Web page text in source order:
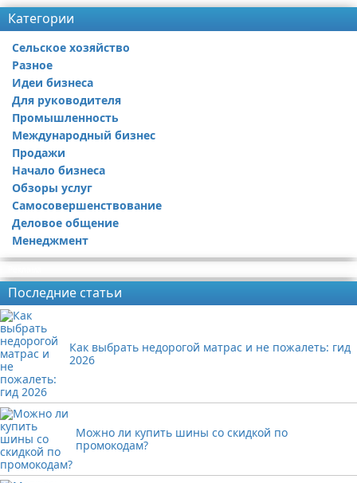
Категории
Сельское хозяйство
Разное
Идеи бизнеса
Для руководителя
Промышленность
Международный бизнес
Продажи
Начало бизнеса
Обзоры услуг
Самосовершенствование
Деловое общение
Менеджмент
Последние статьи
Как выбрать недорогой матрас и не пожалеть: гид
2026
Можно ли купить шины со скидкой по
промокодам?